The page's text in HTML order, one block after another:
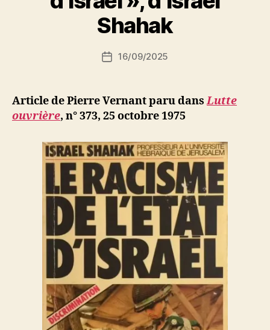
Shahak
Auteur
N
ji
Date16/09/2025
Article de Pierre Vernant paru dansLutte
ouvrière, n° 373, 25 octobre 1975